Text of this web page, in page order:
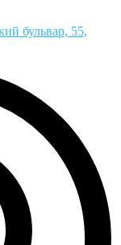
бульвар, 55,